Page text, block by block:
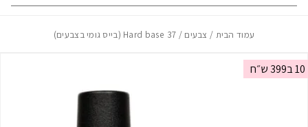
עמוד הבית / צבעים / Hard base 37 (בייס גומי בצבעים)
10 ב399 ש״ח